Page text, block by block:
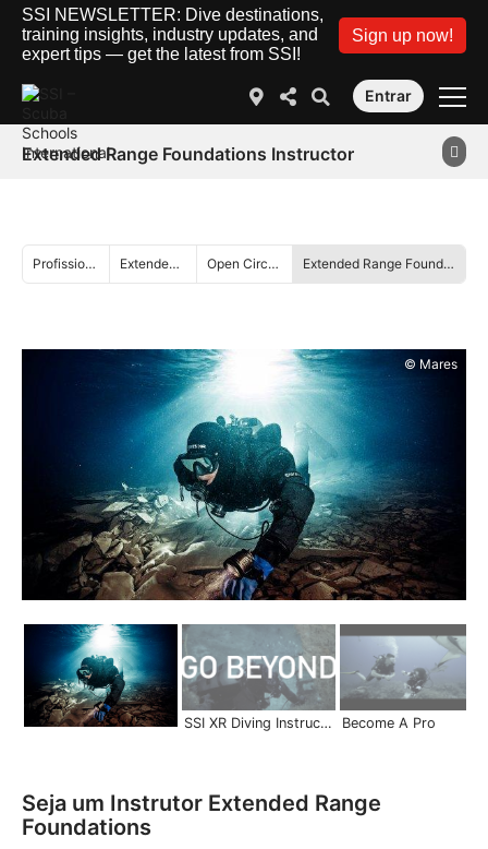
SSI NEWSLETTER: Dive destinations,
training insights, industry updates, and
expert tips — get the latest from SSI!
Sign up now!
Entrar
Extended Range Foundations Instructor
Profissional Extended Range Open Circuit Diving Extended Range Foundations Instructor
© Mares
SSI XR Diving Instructor | Become a Pro Become A Pro
Seja um Instrutor Extended Range
Foundations